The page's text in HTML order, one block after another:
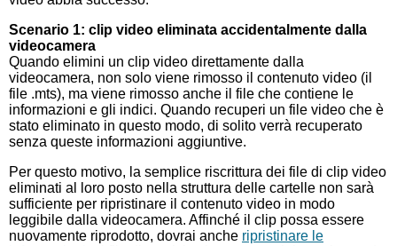
Scenario 1: clip video eliminata accidentalmente dalla
videocamera
Quando elimini un clip video direttamente dalla
videocamera, non solo viene rimosso il contenuto video (il
file .mts), ma viene rimosso anche il file che contiene le
informazioni e gli indici. Quando recuperi un file video che è
stato eliminato in questo modo, di solito verrà recuperato
senza queste informazioni aggiuntive.
Per questo motivo, la semplice riscrittura dei file di clip video
eliminati al loro posto nella struttura delle cartelle non sarà
sufficiente per ripristinare il contenuto video in modo
leggibile dalla videocamera. Affinché il clip possa essere
nuovamente riprodotto, dovrai anche ripristinare le